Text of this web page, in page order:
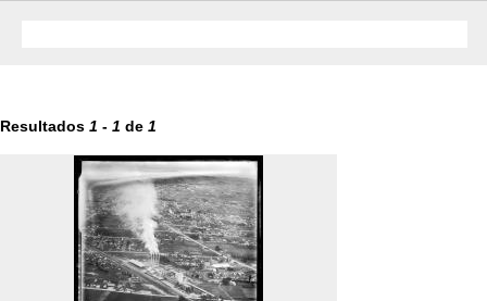
Resultados 1 - 1 de 1